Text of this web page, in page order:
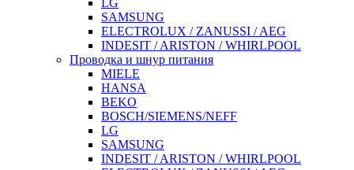
LG
SAMSUNG
ELECTROLUX / ZANUSSI / AEG
INDESIT / ARISTON / WHIRLPOOL
Проводка и шнур питания
MIELE
HANSA
BEKO
BOSCH/SIEMENS/NEFF
LG
SAMSUNG
INDESIT / ARISTON / WHIRLPOOL